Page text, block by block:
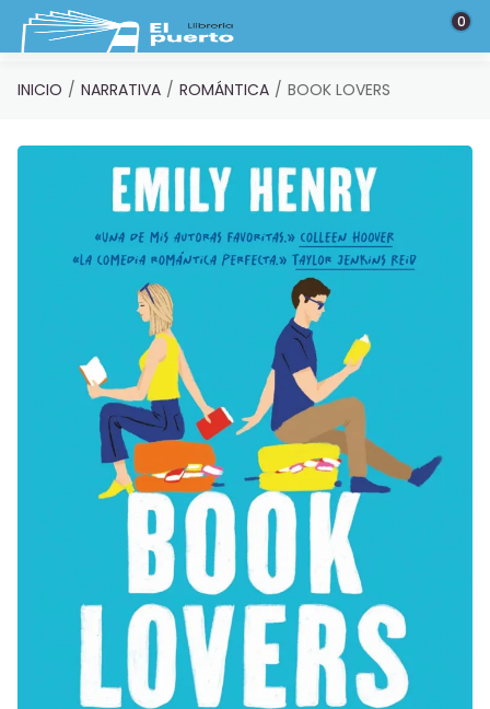
Saltar al contenido principal 0
INICIO NARRATIVA ROMÁNTICA BOOK LOVERS